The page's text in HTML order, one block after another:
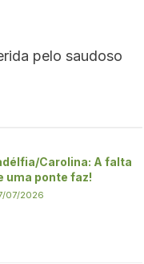
pelo saudoso
Carolina: A falta
uma ponte faz!
07/2026